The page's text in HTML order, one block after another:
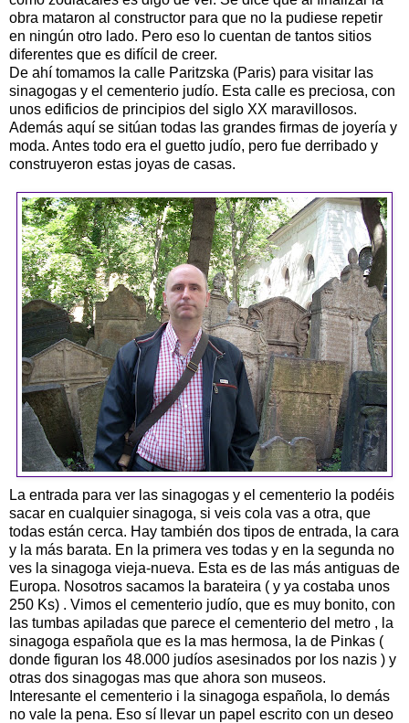
obra mataron al constructor para que no la pudiese repetir
en ningún otro lado. Pero eso lo cuentan de tantos sitios
diferentes que es difícil de creer.
De ahí tomamos la calle Paritzska (Paris) para visitar las
sinagogas y el cementerio judío. Esta calle es preciosa, con
unos edificios de principios del siglo XX maravillosos.
Además aquí se sitúan todas las grandes firmas de joyería y
moda. Antes todo era el guetto judío, pero fue derribado y
construyeron estas joyas de casas.
La entrada para ver las sinagogas y el cementerio la podéis
sacar en cualquier sinagoga, si veis cola vas a otra, que
todas están cerca. Hay también dos tipos de entrada, la cara
y la más barata. En la primera ves todas y en la segunda no
ves la sinagoga vieja-nueva. Esta es de las más antiguas de
Europa. Nosotros sacamos la barateira ( y ya costaba unos
250 Ks) . Vimos el cementerio judío, que es muy bonito, con
las tumbas apiladas que parece el cementerio del metro , la
sinagoga española que es la mas hermosa, la de Pinkas (
donde figuran los 48.000 judíos asesinados por los nazis ) y
otras dos sinagogas mas que ahora son museos.
Interesante el cementerio i la sinagoga española, lo demás
no vale la pena. Eso sí llevar un papel escrito con un deseo